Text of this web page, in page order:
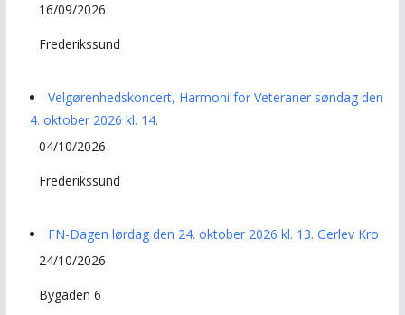
16/09/2026
Frederikssund
Velgørenhedskoncert, Harmoni for Veteraner søndag den
4. oktober 2026 kl. 14.
04/10/2026
Frederikssund
FN-Dagen lørdag den 24. oktober 2026 kl. 13. Gerlev Kro
24/10/2026
Bygaden 6